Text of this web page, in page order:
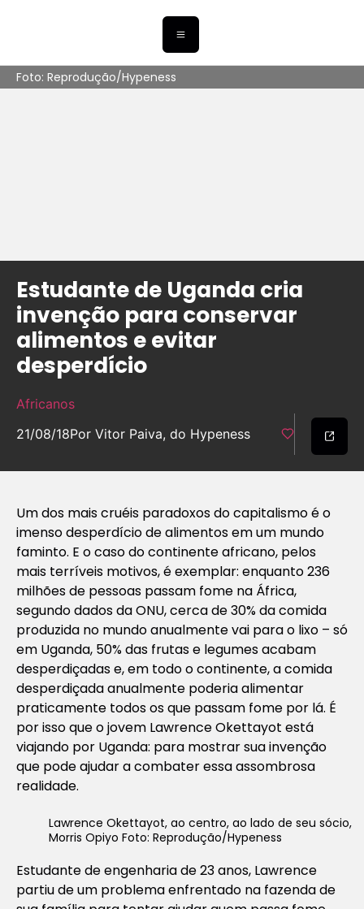
Foto: Reprodução/Hypeness
Estudante de Uganda cria
invenção para conservar
alimentos e evitar
desperdício
Africanos
21/08/18Por Vitor Paiva, do Hypeness
Um dos mais cruéis paradoxos do capitalismo é o
imenso desperdício de alimentos em um mundo
faminto. E o caso do continente africano, pelos
mais terríveis motivos, é exemplar: enquanto 236
milhões de pessoas passam fome na África,
segundo dados da ONU, cerca de 30% da comida
produzida no mundo anualmente vai para o lixo – só
em Uganda, 50% das frutas e legumes acabam
desperdiçadas e, em todo o continente, a comida
desperdiçada anualmente poderia alimentar
praticamente todos os que passam fome por lá. É
por isso que o jovem Lawrence Okettayot está
viajando por Uganda: para mostrar sua invenção
que pode ajudar a combater essa assombrosa
realidade.
Lawrence Okettayot, ao centro, ao lado de seu sócio,
Morris Opiyo Foto: Reprodução/Hypeness
Estudante de engenharia de 23 anos, Lawrence
partiu de um problema enfrentado na fazenda de